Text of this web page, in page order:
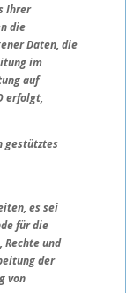
Ihrer
die
Daten, die
im
auf
erfolgt,
gestütztes
es sei
für die
und
der
von